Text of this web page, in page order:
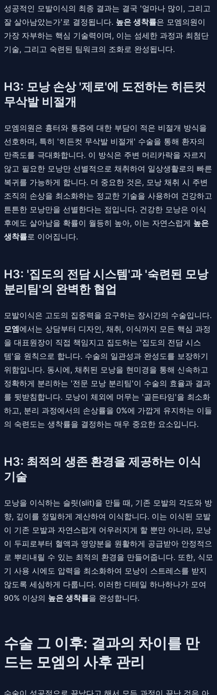
성공적인 모발이식의 최종 결과는 결국 '얼마나 많이, 그리고
잘 살아남았는가'로 결정됩니다. 높은 생착률은 모엠의원이
가장 자부하는 핵심 기술력이며, 이는 섬세한 과정과 최첨단
기술, 그리고 숙련된 팀워크의 조화로 완성됩니다.
H3: 모낭 손상 '제로'에 도전하는 히든컷
무삭발 비절개
모엠의원은 흉터와 통증에 대한 부담이 적은 비절개 방식을
선호하며, 특히 '히든컷 무삭발 비절개' 수술을 통해 환자의
만족도를 극대화합니다. 이 방식은 주변 머리카락을 자르지
않고 필요한 모낭만 선별적으로 채취하여 일상생활로의 빠른
복귀를 가능하게 합니다. 더 중요한 것은, 모낭 채취 시 주변
조직의 손상을 최소화하는 정교한 기술을 사용하여 건강하고
튼튼한 모낭만을 선별한다는 점입니다. 건강한 모낭은 이식
후에도 살아남을 확률이 월등히 높아, 이는 자연스럽게 높은
생착률로 이어집니다.
H3: '집도의 전담 시스템'과 '숙련된 모낭
분리팀'의 완벽한 협업
모발이식은 고도의 집중력을 요구하는 장시간의 수술입니다.
모엠에서는 상담부터 디자인, 채취, 이식까지 모든 핵심 과정
을 대표원장이 직접 책임지고 집도하는 '집도의 전담 시스
템'을 원칙으로 합니다. 수술의 일관성과 완성도를 보장하기
위함입니다. 동시에, 채취된 모낭을 현미경을 통해 신속하고
정확하게 분리하는 '전문 모낭 분리팀'이 수술의 효율과 결과
를 뒷받침합니다. 모낭이 체외에 머무는 '골든타임'을 최소화
하고, 분리 과정에서의 손상률을 0%에 가깝게 유지하는 이들
의 숙련도는 생착률을 결정하는 매우 중요한 요소입니다.
H3: 최적의 생존 환경을 제공하는 이식
기술
모낭을 이식하는 슬릿(slit)을 만들 때, 기존 모발의 각도와 방
향, 깊이를 정밀하게 계산하여 이식합니다. 이는 이식된 모발
이 기존 모발과 자연스럽게 어우러지게 할 뿐만 아니라, 모낭
이 두피로부터 혈액과 영양분을 원활하게 공급받아 안정적으
로 뿌리내릴 수 있는 최적의 환경을 만들어줍니다. 또한, 식모
기 사용 시에도 압력을 최소화하여 모낭이 스트레스를 받지
않도록 세심하게 다룹니다. 이러한 디테일 하나하나가 모여
90% 이상의 높은 생착률을 완성합니다.
수술 그 이후: 결과의 차이를 만
드는 모엠의 사후 관리
수술이 성공적으로 끝났다고 해서 모든 과정이 끝난 것은 아